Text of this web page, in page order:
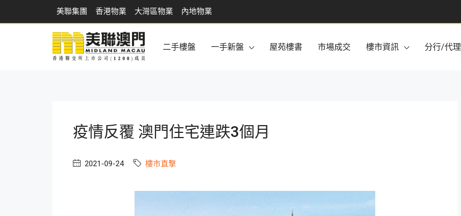
美聯集團 香港物業 大灣區物業 內地物業
二手樓盤 一手新盤 屋苑樓書 市場成交 樓市資訊 分行/代理
疫情反覆 澳門住宅連跌3個月
2021-09-24 樓市直撃